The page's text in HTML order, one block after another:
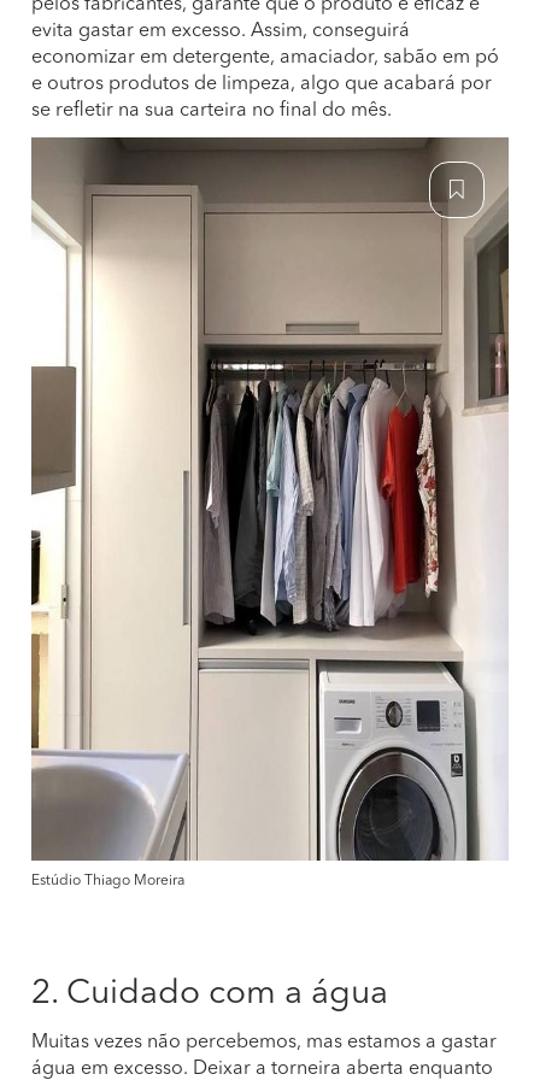
pelos fabricantes, garante que o produto é eficaz e
evita gastar em excesso. Assim, conseguirá
economizar em detergente, amaciador, sabão em pó
e outros produtos de limpeza, algo que acabará por
se refletir na sua carteira no final do mês.
Estúdio Thiago Moreira
2. Cuidado com a água
Muitas vezes não percebemos, mas estamos a gastar
água em excesso. Deixar a torneira aberta enquanto